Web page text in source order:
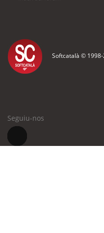
Softcatalà © 1998-
Seguiu-nos